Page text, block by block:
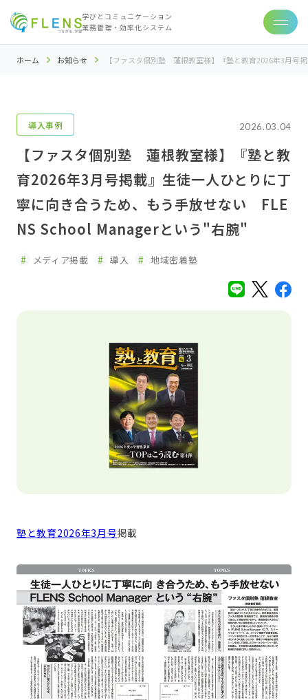
学びとコミュニケーション
業務管理・効率化システム
ホーム お知らせ 【ファスタ個別塾 蓮根教室様】『塾と教育2026年3月
導入事例 2026.03.04
【ファスタ個別塾 蓮根教室様】『塾と教
育2026年3月号掲載』生徒一人ひとりに丁
寧に向き合うため、もう手放せない FLE
NS School Managerという"右腕"
メディア掲載 導入 地域密着塾
塾と教育2026年3月号掲載